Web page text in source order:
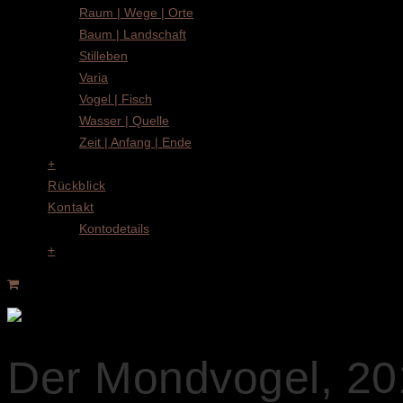
Raum | Wege | Orte
Baum | Landschaft
Stilleben
Varia
Vogel | Fisch
Wasser | Quelle
Zeit | Anfang | Ende
+
Rückblick
Kontakt
Kontodetails
+
Der Mondvogel,